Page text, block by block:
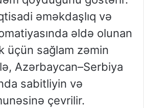
əməkdaşlıq və
əldə olunan
üçün sağlam zəmin
Azərbaycan–Serbiya
sabitliyin və
çevrilir.